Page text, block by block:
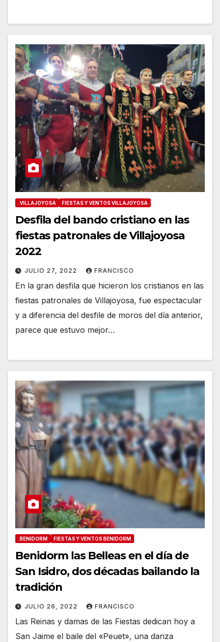
.VILLAJOYOSA FIESTAS Y VENTOS VILLAJOYOSA
Desfila del bando cristiano en las
fiestas patronales de Villajoyosa
2022
JULIO 27, 2022 FRANCISCO
En la gran desfila que hicieron los cristianos en las
fiestas patronales de Villajoyosa, fue espectacular
y a diferencia del desfile de moros del día anterior,
parece que estuvo mejor…
.BENIDORM FIESTAS Y VENTOS BENIDORM
Benidorm las Belleas en el día de
San Isidro, dos décadas bailando la
tradición
JULIO 26, 2022 FRANCISCO
Las Reinas y damas de las Fiestas dedican hoy a
San Jaime el baile del «Peuet», una danza